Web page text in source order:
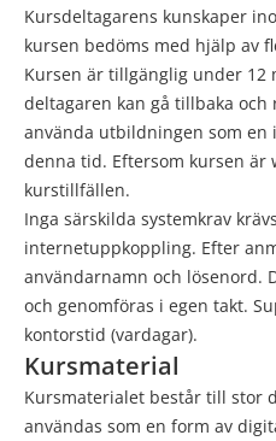
Kursdeltagarens kunskaper
kursen bedöms med hjälp av
Kursen är tillgänglig under 12
deltagaren kan gå tillbaka och
använda utbildningen som
denna tid. Eftersom kursen är
kurstillfällen.
Inga särskilda systemkrav
internetuppkoppling. Efter
användarnamn och lösenord.
och genomföras i egen takt.
kontorstid (vardagar).
Kursmaterial
Kursmaterialet består till stor
användas som en form av